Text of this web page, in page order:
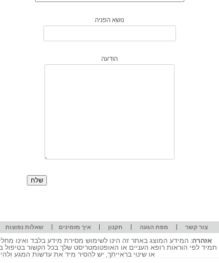
נושא הפניה
הודעה
צור קשר | מפת הגעה | תקנון |איך מזמינים | שאלות נפוצות
אזהרה: המידע המוצג באתר זה הינו לשימוש מסירת מידע בלבד ואינו
תמיד לפי הוראות רופא העניים או האופטומטריסט שלך בכל הקשור
או שינוי בראייתך, יש להסיר מיד את עדשות המגע